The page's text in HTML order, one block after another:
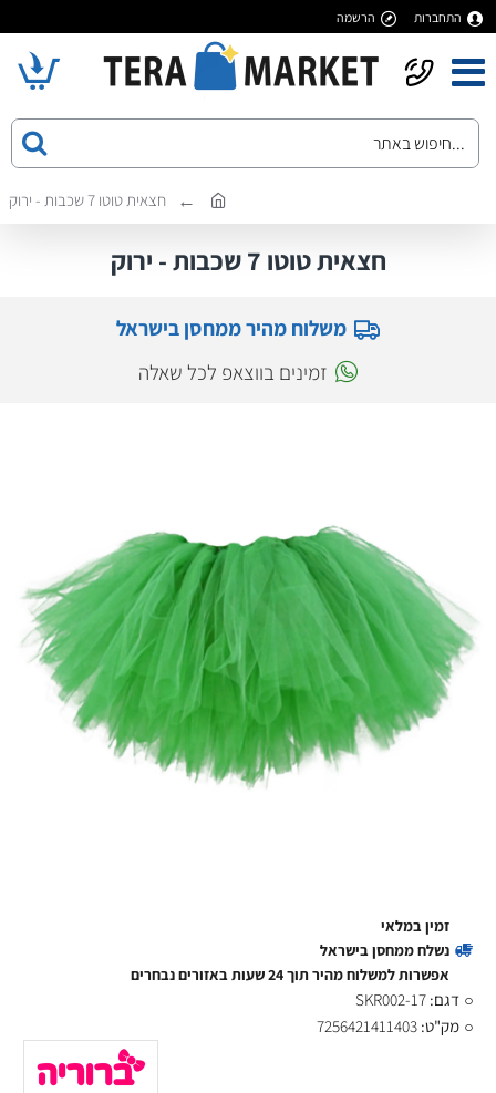
התחברות הרשמה
חצאית טוטו 7 שכבות - ירוק
חצאית טוטו 7 שכבות - ירוק
משלוח מהיר ממחסן בישראל
זמינים בווצאפ לכל שאלה
זמין במלאי
נשלח ממחסן בישראל
אפשרות למשלוח מהיר תוך 24 שעות באזורים נבחרים
דגם: SKR002-17
מק"ט: 7256421411403